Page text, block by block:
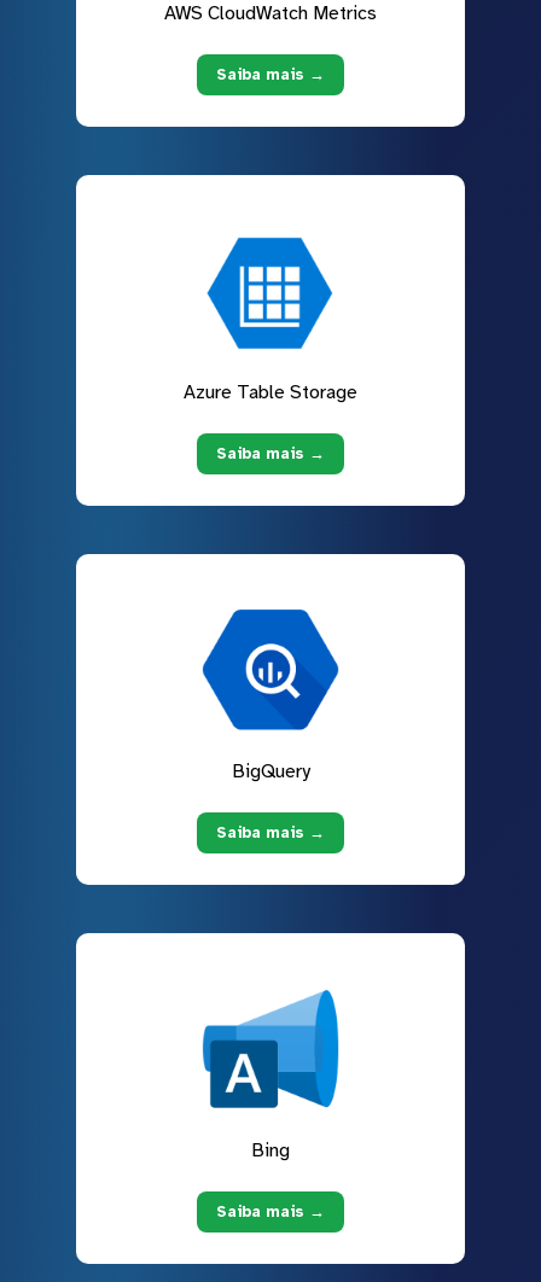
AWS CloudWatch Metrics
Saiba mais →
Azure Table Storage
Saiba mais →
BigQuery
Saiba mais →
Bing
Saiba mais →